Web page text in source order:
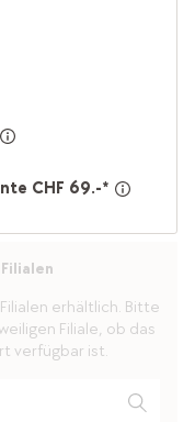
CHF 69.-*
erhältlich. Bitte
Filiale, ob das
verfügbar ist.